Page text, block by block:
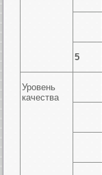
5
Уровень
качества